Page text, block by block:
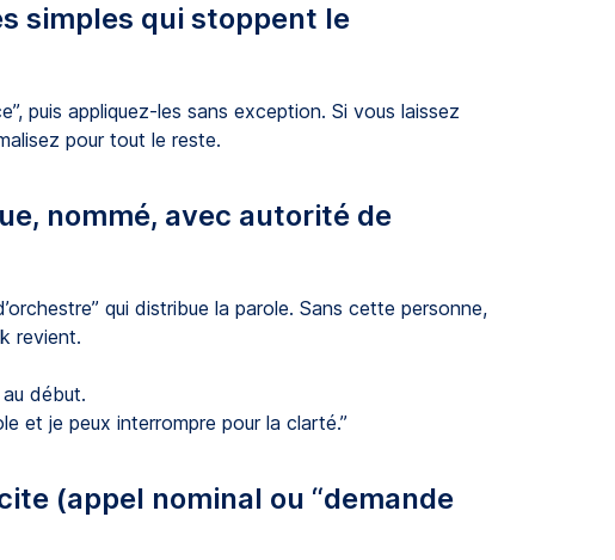
simples qui stoppent le
puis appliquez-les sans exception. Si vous laissez
pour tout le reste.
nommé, avec autorité de
qui distribue la parole. Sans cette personne,
revient.
début.
et je peux interrompre pour la clarté.”
(appel nominal ou “demande